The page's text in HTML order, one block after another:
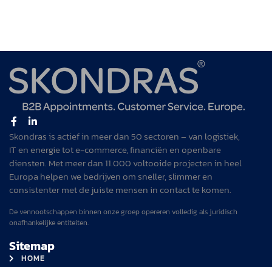
Skondras is actief in meer dan 50 sectoren – van logistiek,
IT en energie tot e-commerce, financiën en openbare
diensten. Met meer dan 11.000 voltooide projecten in heel
Europa helpen we bedrijven om sneller, slimmer en
consistenter met de juiste mensen in contact te komen.
De vennootschappen binnen onze groep opereren volledig als juridisch
onafhankelijke entiteiten.
Sitemap
HOME